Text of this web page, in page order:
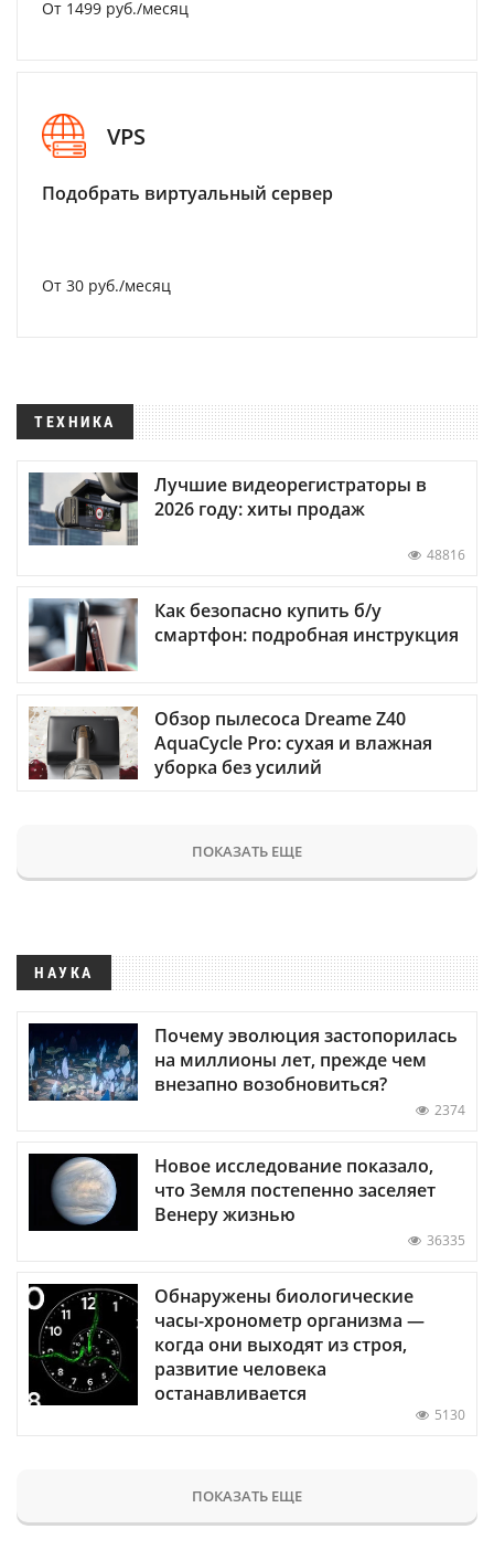
От 1499 руб./месяц
VPS
Подобрать виртуальный сервер
От 30 руб./месяц
ТЕХНИКА
Лучшие видеорегистраторы в
2026 году: хиты продаж
48816
Как безопасно купить б/у
смартфон: подробная инструкция
Обзор пылесоса Dreame Z40
AquaCycle Pro: сухая и влажная
уборка без усилий
ПОКАЗАТЬ ЕЩЕ
НАУКА
Почему эволюция застопорилась
на миллионы лет, прежде чем
внезапно возобновиться?
2374
Новое исследование показало,
что Земля постепенно заселяет
Венеру жизнью
36335
Обнаружены биологические
часы-хронометр организма —
когда они выходят из строя,
развитие человека
останавливается
5130
ПОКАЗАТЬ ЕЩЕ